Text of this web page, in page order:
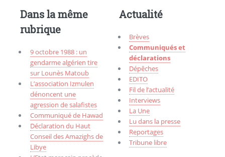
Dans la même
rubrique
9 octobre 1988 : un
gendarme algérien tire
sur Lounès Matoub
L’association Izmulen
dénoncent une
agression de salafistes
Communiqué de Hawad
Déclaration du Haut
Conseil des Amazighs de
Libye
Actualité
Brèves
Communiqués et
déclarations
Dépêches
EDITO
Fil de l’actualité
Interviews
La Une
Lu dans la presse
Reportages
Tribune libre